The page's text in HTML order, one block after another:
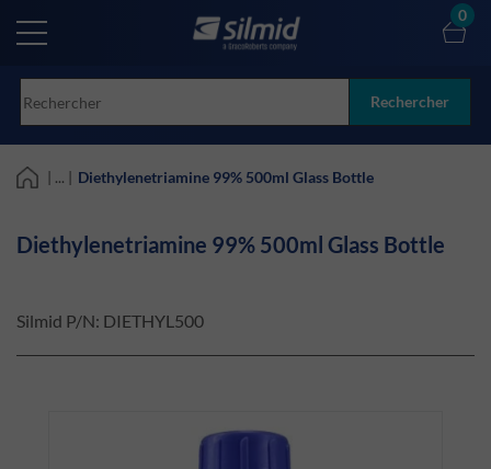
main
Rechercher
0
| ... | Diethylenetriamine 99% 500ml Glass Bottle
Diethylenetriamine 99% 500ml Glass Bottle
Silmid P/N: DIETHYL500